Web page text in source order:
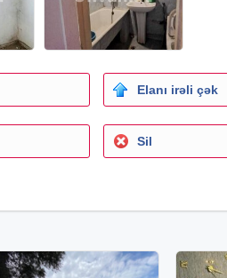
Elanı irəli çək
Sil